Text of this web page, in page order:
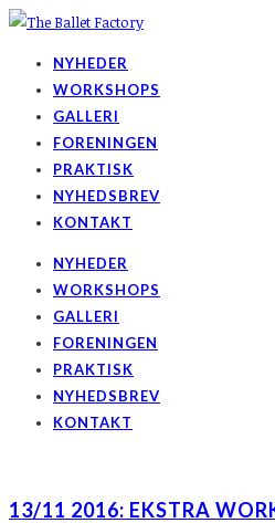
NYHEDER
WORKSHOPS
GALLERI
FORENINGEN
PRAKTISK
NYHEDSBREV
KONTAKT
NYHEDER
WORKSHOPS
GALLERI
FORENINGEN
PRAKTISK
NYHEDSBREV
KONTAKT
13/11 2016: EKSTRA